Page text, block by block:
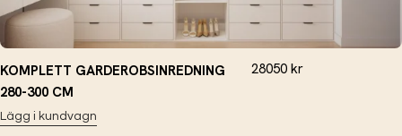
KOMPLETT GARDEROBSINREDNING
280-300 CM
Lägg i kundvagn
28050 kr